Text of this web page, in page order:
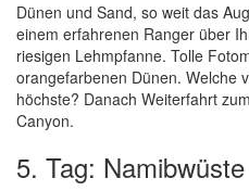
Dünen und Sand, so weit das
einem erfahrenen Ranger über
riesigen Lehmpfanne. Tolle
orangefarbenen Dünen. Welche
höchste? Danach Weiterfahrt
Canyon.
5. Tag: